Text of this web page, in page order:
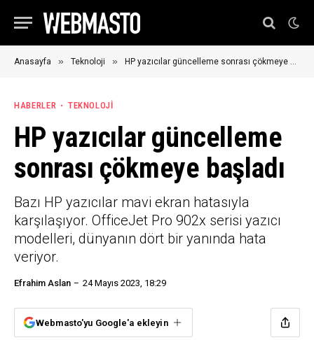
Anasayfa » Teknoloji » HP yazıcılar güncelleme sonrası çökmeye başladı
HABERLER TEKNOLOJI
HP yazıcılar güncelleme
sonrası çökmeye başladı
Bazı HP yazıcılar mavi ekran hatasıyla
karşılaşıyor. OfficeJet Pro 902x serisi yazıcı
modelleri, dünyanın dört bir yanında hata
veriyor.
Efrahim Aslan 24 Mayıs 2023, 18:29
Webmasto'yu Google'a ekleyin